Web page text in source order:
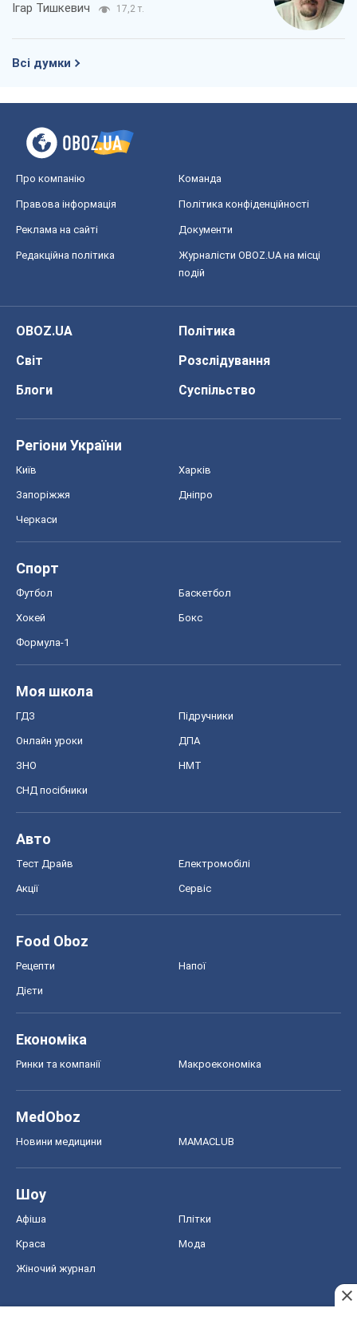
Ігар Тишкевич 17,2 т.
Всі думки
Про компанію Команда
Правова інформація Політика конфіденційності
Реклама на сайті Документи
Редакційна політика
Журналісти OBOZ.UA на місці
подій
OBOZ.UA
Політика
Світ
Розслідування
Блоги
Суспільство
Регіони України
Київ Харків
Запоріжжя Дніпро
Черкаси
Спорт
Футбол Баскетбол
Хокей Бокс
Формула-1
Моя школа
ГДЗ Підручники
Онлайн уроки ДПА
ЗНО НМТ
СНД посібники
Авто
Тест Драйв Електромобілі
Акції Сервіс
Food Oboz
Рецепти Напої
Дієти
Економіка
Ринки та компанії Макроекономіка
MedOboz
Новини медицини MAMACLUB
Шоу
Афіша Плітки
Краса Мода
Жіночий журнал